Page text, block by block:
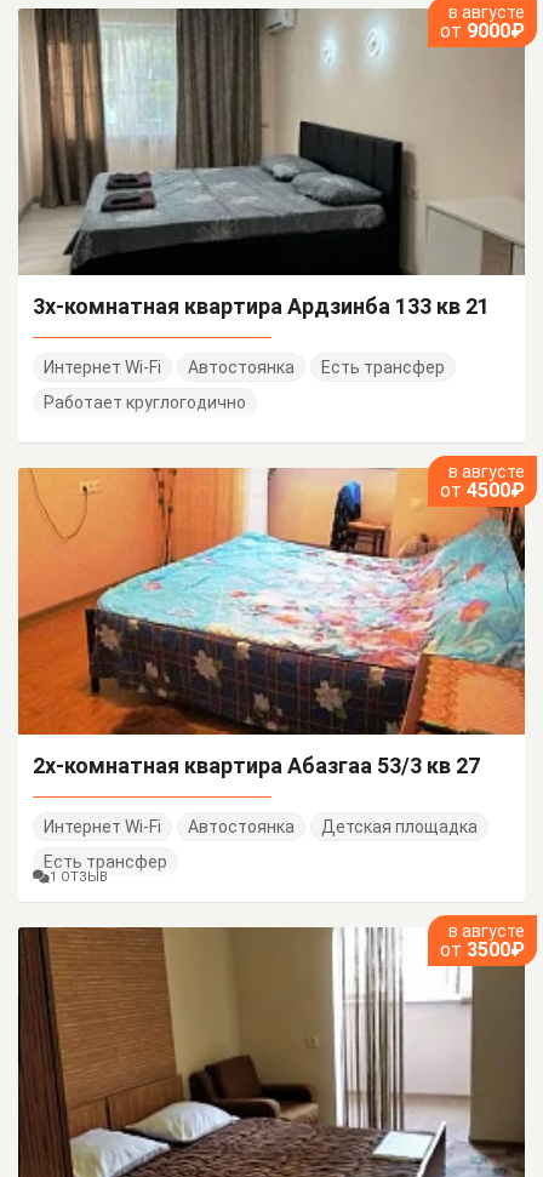
в августе
от 9000₽
3х-комнатная квартира Ардзинба 133 кв 21
Интернет Wi-Fi Автостоянка
Есть трансфер
Работает круглогодично
в августе
от 4500₽
2х-комнатная квартира Абазгаа 53/3 кв 27
Интернет Wi-Fi Автостоянка
Детская площадка
Есть трансфер
1 ОТЗЫВ
в августе
от 3500₽